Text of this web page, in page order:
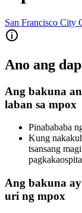
San Francisco City
Ano ang
Ang bakuna
laban sa mpox
Pinabababa
Kung
tsansang
Ang bakuna
uri ng mpox